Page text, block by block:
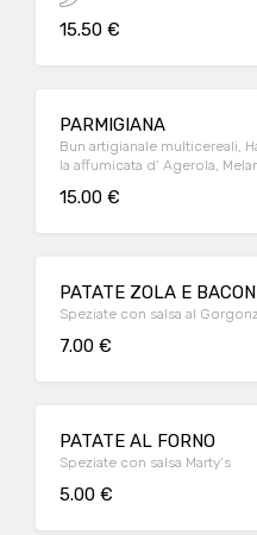
patate al forno
15.50 €
PARMIGIANA
Bun artigianale multicereali,
la affumicata d’ Agerola,
15.00 €
PATATE ZOLA E BACON
Speziate con salsa al
7.00 €
PATATE AL FORNO
Speziate con salsa Marty’s
5.00 €